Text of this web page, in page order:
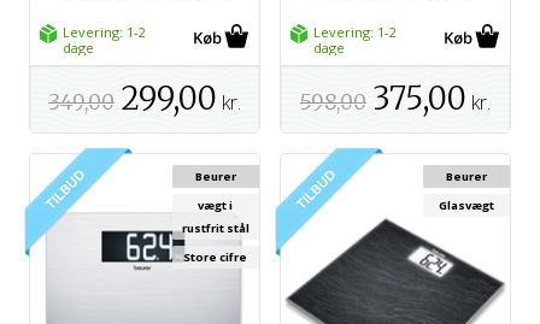
Levering: 1-2
dage
349,00 299,00 kr.
Levering: 1-2
dage
598,00 375,00 kr.
Beurer
vægt i
rustfrit stål
Store cifre
Beurer
Glasvægt